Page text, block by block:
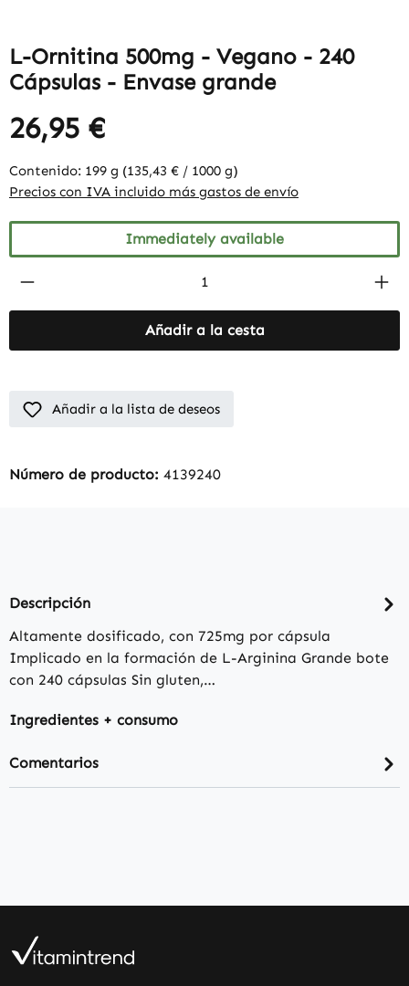
L-Ornitina 500mg - Vegano - 240
Cápsulas - Envase grande
26,95 €
Contenido: 199 g (135,43 € / 1000 g)
Precios con IVA incluido más gastos de envío
Immediately available
Product Quantity: Enter the desired
Añadir a la cesta
Añadir a la lista de deseos
Número de producto: 4139240
Descripción
Altamente dosificado, con 725mg por cápsula
Implicado en la formación de L-Arginina Grande bote
con 240 cápsulas Sin gluten,…
Ingredientes + consumo
Comentarios